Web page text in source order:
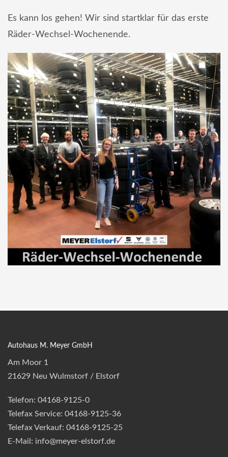
Es kann los gehen! Wir sind startklar für das erste
Räder-Wechsel-Wochenende.
Autohaus M. Meyer GmbH
Am Moor 1
21629 Neu Wulmstorf / Elstorf
Telefon: 04168-9125-0
Telefax Service: 04168-9125-36
Telefax Verkauf: 04168-9125-25
E-Mail: info@meyer-elstorf.de